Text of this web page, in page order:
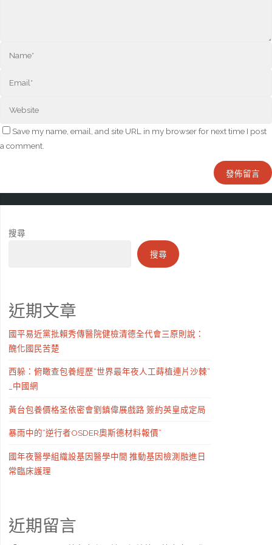
Save my name, email, and site URL in my browser for next time I post
a comment.
搜尋
搜尋
近期文章
國平易近黨批賴秀傳醫院健檢清德全代會三原則說：
醜化國民苦楚
西躲：俯瞰查包養經歷“世界最年夜人工蒔植連片沙棘”
_中國網
黃台包養價格圣依密會劉鎮偉展戲路 簽約英皇成定局
暴雨中的“逆行者OSDER奧斯德材料報價”
國年夜醫學組織設基因醫學中間 推動基因檢測融進日
常臨床護理
近期留言